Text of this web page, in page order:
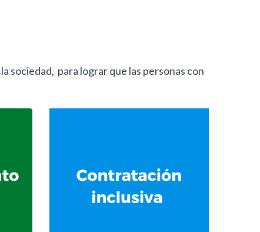
la sociedad, para lograr que las personas con